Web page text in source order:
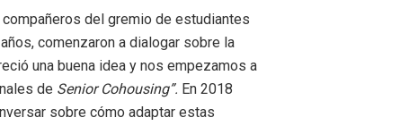
del gremio de estudiantes
comenzaron a dialogar sobre la
una buena idea y nos empezamos a
de Senior Cohousing”. En 2018
sobre cómo adaptar estas